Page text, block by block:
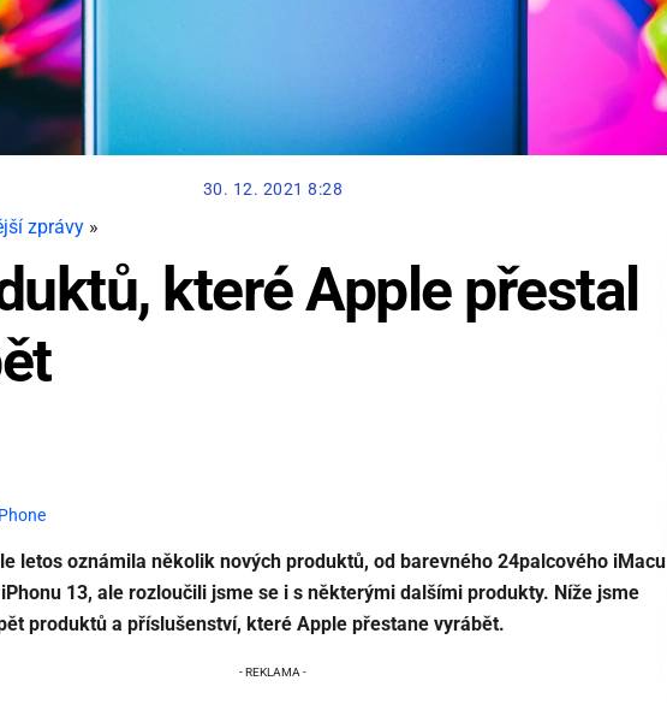
30. 12. 2021 8:28
zprávy »
které Apple přestal
letos oznámila několik nových produktů, od barevného 24palcového iMacu
13, ale rozloučili jsme se i s některými dalšími produkty. Níže jsme
produktů a příslušenství, které Apple přestane vyrábět.